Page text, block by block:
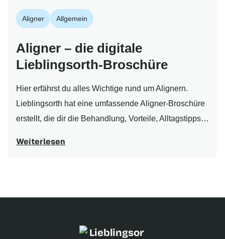
Aligner Allgemein
Aligner – die digitale
Lieblingsorth-Broschüre
Hier erfährst du alles Wichtige rund um Alignern.
Lieblingsorth hat eine umfassende Aligner-Broschüre
erstellt, die dir die Behandlung, Vorteile, Alltagstipps…
Weiterlesen